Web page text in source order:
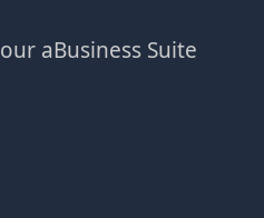
aBusiness Suite